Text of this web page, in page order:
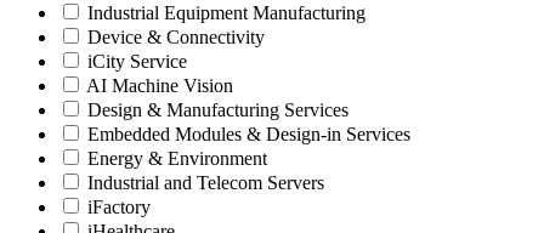
Industrial Equipment Manufacturing
Device & Connectivity
iCity Service
AI Machine Vision
Design & Manufacturing Services
Embedded Modules & Design-in Services
Energy & Environment
Industrial and Telecom Servers
iFactory